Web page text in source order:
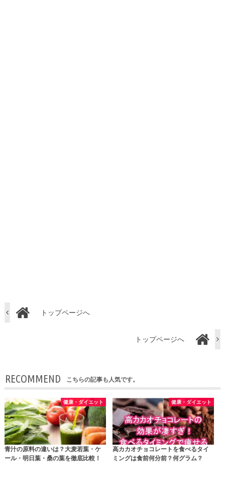
トップページへ
トップページへ
RECOMMEND こちらの記事も人気です。
健康・ダイエット
青汁の原料の違いは？大麦若葉・ケ
ール・明日葉・桑の葉を徹底比較！
健康・ダイエット
高カカオチョコレートを食べるタイ
ミングは食前何分前？何グラム？